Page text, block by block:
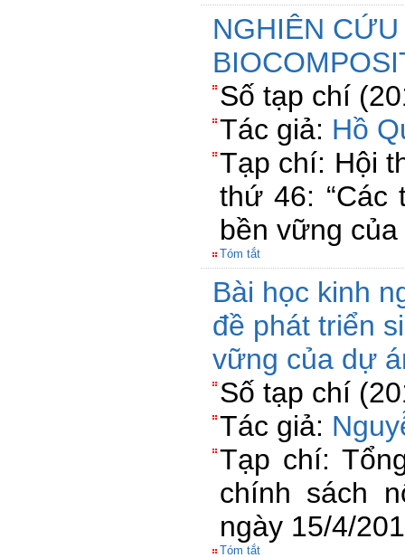
NGHIÊN
Số tạp chí
Tác giả: Hồ
Tạp chí: Hội
thứ 46:
bền vững
Tóm tắt
Bài học kinh
đề phát triển
vững của dự
Số tạp chí
Tác giả:
Tạp chí:
chính sách
ngày 15/4/
Tóm tắt